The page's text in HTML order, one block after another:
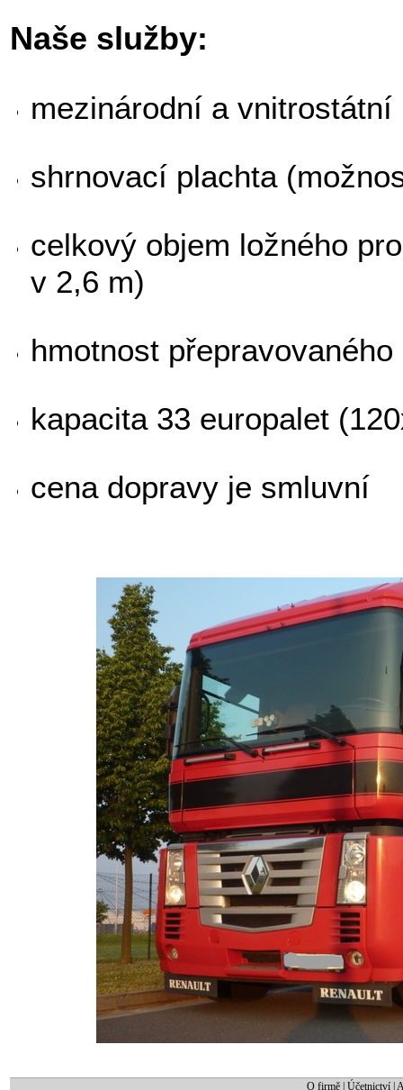
Naše služby:
mezinárodní a vnitrostátní
shrnovací plachta
celkový objem ložného
v 2,6 m)
hmotnost
kapacita 33 europalet
cena dopravy je smluvní
O firmě Účetnictví